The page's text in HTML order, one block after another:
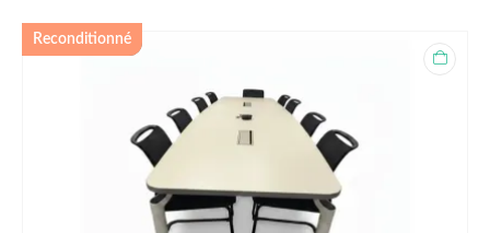
Catégorie : Tables de
réunion 6-8 personnes
Reconditionné